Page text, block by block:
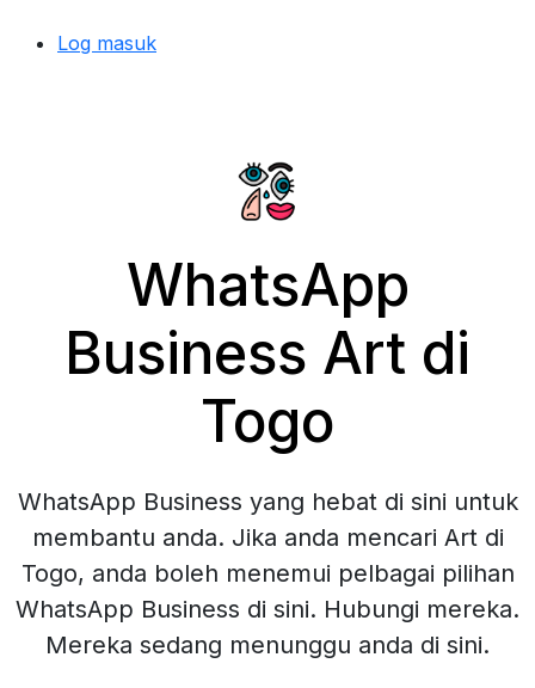
Log masuk
WhatsApp
Business Art di
Togo
WhatsApp Business yang hebat di sini untuk
membantu anda. Jika anda mencari Art di
Togo, anda boleh menemui pelbagai pilihan
WhatsApp Business di sini. Hubungi mereka.
Mereka sedang menunggu anda di sini.